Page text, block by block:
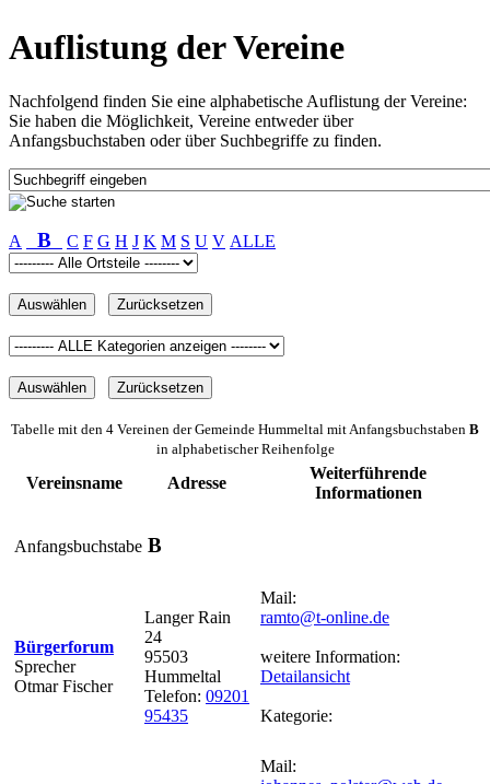
Auflistung der Vereine
Nachfolgend finden Sie eine alphabetische Auflistung der Vereine:
Sie haben die Möglichkeit, Vereine entweder über
Anfangsbuchstaben oder über Suchbegriffe zu finden.
A B C F G H J K M S U V ALLE
Tabelle mit den 4 Vereinen der Gemeinde Hummeltal mit Anfangsbuchstaben B
in alphabetischer Reihenfolge
Vereinsname Adresse
Weiterführende
Informationen
Anfangsbuchstabe B
Bürgerforum
Sprecher
Otmar Fischer
Langer Rain
24
95503
Hummeltal
Telefon: 09201
95435
Mail:
ramto@t-online.de
weitere Information:
Detailansicht
Kategorie:
Mail: